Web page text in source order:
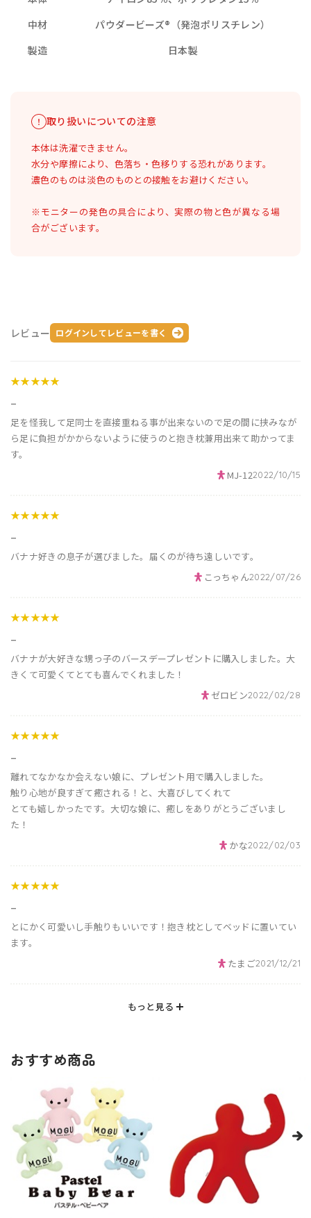
中材
パウダービーズ®（発泡ポリスチレン）
製造
日本製
取り扱いについての注意
本体は洗濯できません。
水分や摩擦により、色落ち・色移りする恐れがあります。
濃色のものは淡色のものとの接触をお避けください。
※モニターの発色の具合により、実際の物と色が異なる場
合がございます。
レビュー ログインしてレビューを書く
★★★★★
足を怪我して足同士を直接重ねる事が出来ないので足の間に挟みなが
ら足に負担がかからないように使うのと抱き枕兼用出来て助かってま
す。
MJ-122022/10/15
★★★★★
バナナ好きの息子が選びました。届くのが待ち遠しいです。
こっちゃん2022/07/26
★★★★★
バナナが大好きな甥っ子のバースデープレゼントに購入しました。大
きくて可愛くてとても喜んでくれました！
ゼロビン2022/02/28
★★★★★
離れてなかなか会えない娘に、プレゼント用で購入しました。
触り心地が良すぎて癒される！と、大喜びしてくれて
とても嬉しかったです。大切な娘に、癒しをありがとうございまし
た！
かな2022/02/03
★★★★★
とにかく可愛いし手触りもいいです！抱き枕としてベッドに置いてい
ます。
たまご2021/12/21
もっと見る
おすすめ商品